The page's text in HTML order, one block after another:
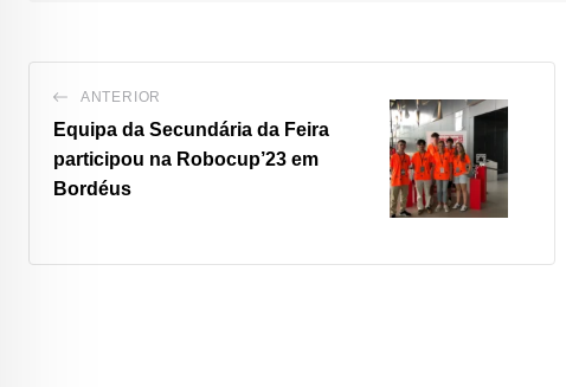
ANTERIOR
Equipa da Secundária da Feira
participou na Robocup’23 em
Bordéus